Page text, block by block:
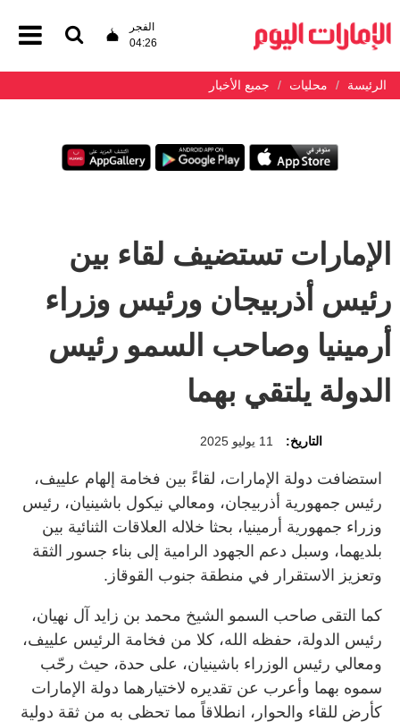
الفجر
04:26
الرئيسة محليات جميع الأخبار
الإمارات تستضيف لقاء بين
رئيس أذربيجان ورئيس وزراء
أرمينيا وصاحب السمو رئيس
الدولة يلتقي بهما
التاريخ: 11 يوليو 2025
استضافت دولة الإمارات، لقاءً بين فخامة إلهام علييف،
رئيس جمهورية أذربيجان، ومعالي نيكول باشينيان، رئيس
وزراء جمهورية أرمينيا، بحثا خلاله العلاقات الثنائية بين
بلديهما، وسبل دعم الجهود الرامية إلى بناء جسور الثقة
وتعزيز الاستقرار في منطقة جنوب القوقاز.
كما التقى صاحب السمو الشيخ محمد بن زايد آل نهيان،
رئيس الدولة، حفظه الله، كلا من فخامة الرئيس علييف،
ومعالي رئيس الوزراء باشينيان، على حدة، حيث رحّب
سموه بهما وأعرب عن تقديره لاختيارهما دولة الإمارات
كأرض للقاء والحوار، انطلاقاً مما تحظى به من ثقة دولية